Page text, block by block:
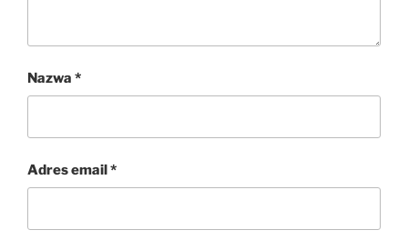
Nazwa *
Adres email*